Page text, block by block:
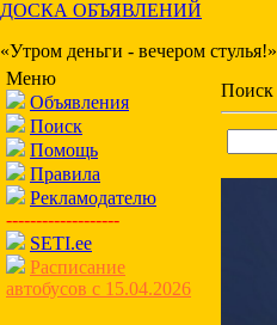
ДОСКА ОБЪЯВЛЕНИЙ
«Утром деньги - вечером стулья!»
Меню
Объявления
Поиск
Помощь
Правила
Рекламодателю
-------------------
SETI.ee
Расписание
автобусов с 15.04.2026
Поиск